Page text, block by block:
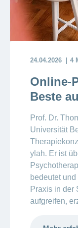
24.04.2026 4
Online-
Beste
Prof. Dr.
Universität
ylah. Er ist
bedeutet
Praxis in der
aufgreifen,